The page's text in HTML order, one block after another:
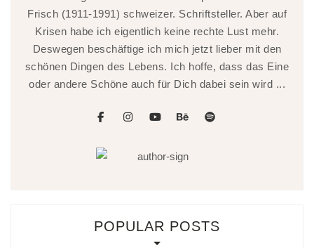
Frisch (1911-1991) schweizer. Schriftsteller. Aber auf
Krisen habe ich eigentlich keine rechte Lust mehr.
Deswegen beschäftige ich mich jetzt lieber mit den
schönen Dingen des Lebens. Ich hoffe, dass das Eine
oder andere Schöne auch für Dich dabei sein wird ...
POPULAR POSTS